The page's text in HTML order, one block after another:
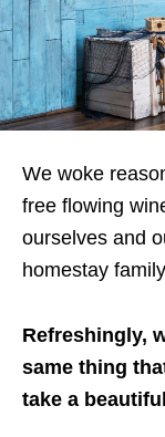
We woke
free flowing
ourselves and
homestay
Refreshingly,
same thing
take a